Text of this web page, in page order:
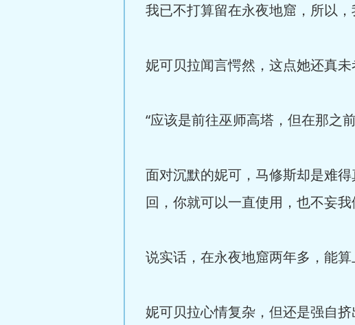
我已不打算留在永夜地窟，所以
妮可贝拉闻言愕然，这点她还真
“应该是前往巫师高塔，但在那之
面对沉默的妮可，马修斯却是难
回，你就可以一直使用，也不妄
说实话，在永夜地窟两年多，能
妮可贝拉心情复杂，但还是强自